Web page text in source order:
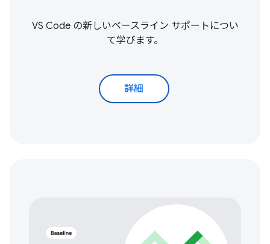
VS Code の新しいベースライン サポートについ
て学びます。
詳細